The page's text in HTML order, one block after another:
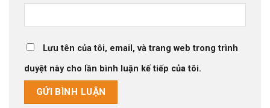
Lưu tên của tôi, email, và trang web trong trình
duyệt này cho lần bình luận kế tiếp của tôi.